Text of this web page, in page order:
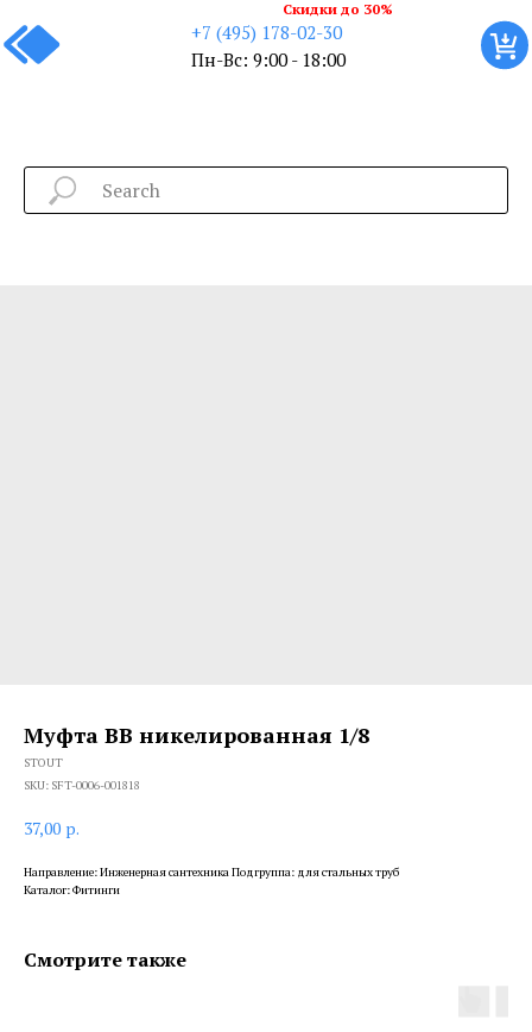
+7 (495) 178-02-30
Пн-Вс: 9:00 - 18:00
Скидки до 30%
Муфта ВВ никелированная 1/8
STOUT
SKU: SFT-0006-001818
37,00 р.
Направление: Инженерная сантехника Подгруппа: для стальных труб
Каталог: Фитинги
Смотрите также